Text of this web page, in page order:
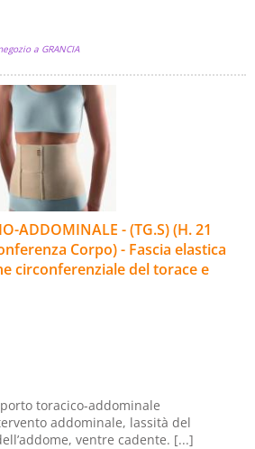
a GRANCIA
ADDOMINALE - (TG.S) (H. 21
Corpo) - Fascia elastica
circonferenziale del torace e
toracico-addominale
addominale, lassità del
ventre cadente. [...]